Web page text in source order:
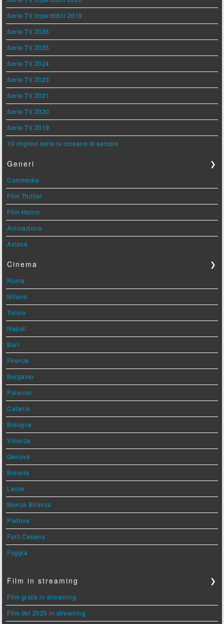
Serie TV imperdibili 2019
Serie TV 2026
Serie TV 2025
Serie TV 2024
Serie TV 2023
Serie TV 2021
Serie TV 2020
Serie TV 2019
10 migliori serie tv coreane di sempre
Generi ❯
Commedie
Film Thriller
Film Horror
Animazione
Azione
Cinema ❯
Roma
Milano
Torino
Napoli
Bari
Firenze
Bergamo
Palermo
Catania
Bologna
Vicenza
Genova
Brescia
Lecce
Monza Brianza
Padova
Forlì Cesena
Foggia
Film in streaming ❯
Film gratis in streaming
Film del 2025 in streaming